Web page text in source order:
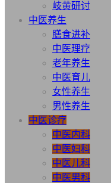
岐黄研讨
中医养生
膳食进补
中医理疗
老年养生
中医育儿
女性养生
男性养生
中医诊疗
中医内科
中医妇科
中医儿科
中医男科